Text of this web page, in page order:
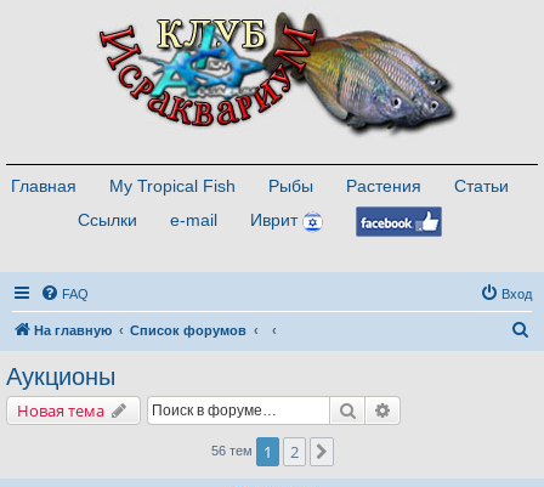
Главная My Tropical Fish Рыбы Растения
Статьи
Ссылки
e-mail Иврит
FAQ Вход
На главную Список форумов
Аукционы
Новая тема Поиск
56 тем 1 2